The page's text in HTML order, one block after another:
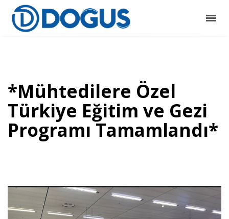
*Mühtedilere Özel
Türkiye Eğitim ve Gezi
Programı Tamamlandı*